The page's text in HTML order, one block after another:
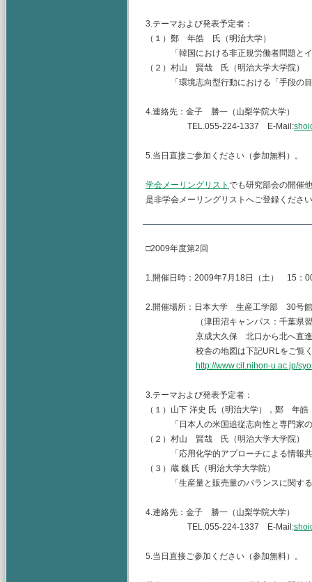
3.テーマおよび発表予定者：
（１）鄭 年皓 氏（明治大学）
「韓国における非正規労働者問題とイ
（２）村山 賢哉 氏（明治大学大学院）
「環境志向型行動における「手段の目
4.連絡先：金子 勝一（山梨学院大学）
TEL.055-224-1337 E-Mail:
5.当日直接ご参加ください（参加無料）。
学会メーリングリスト でも研究部会の開催
是非学会メーリングリストへご登録くださ
□2009年度第2回
1.開催日時：2009年7月18日（土） 15：
2.開催場所：日本大学 生産工学部 30号
（津田沼キャンパス：千葉県習志
京成大久保 北口から北へ直進
校舎の地図は下記URLをご覧くだ
http://www.cit.nihon-u.ac.jp/
3.テーマおよび発表予定者：
（１）山下 洋史 氏（明治大学），鄭 年
「日本人の米国追従志向性と専門家の
（２）村山 賢哉 氏（明治大学大学院）
「応用化学的アプローチによる情報共
（３）蔵 巍 氏（明治大学大学院）
「生産量と販売量のバランスに関する
4.連絡先：金子 勝一（山梨学院大学）
TEL.055-224-1337 E-Mail:
5.当日直接ご参加ください（参加無料）。